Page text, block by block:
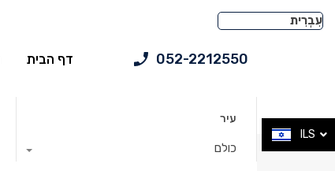
דף הבית 052-2212550
עיר
כולם
ILS